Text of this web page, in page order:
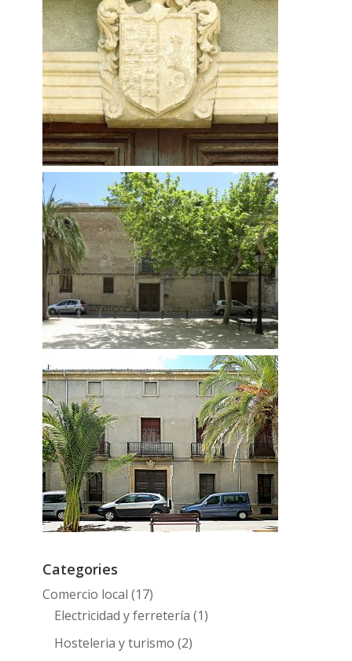
Categories
Comercio local (17)
Electricidad y ferretería (1)
Hosteleria y turismo (2)